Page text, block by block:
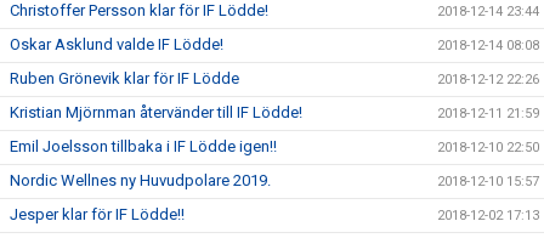
Christoffer Persson klar för IF Lödde! 2018-12-14 23:44
Oskar Asklund valde IF Lödde! 2018-12-14 08:08
Ruben Grönevik klar för IF Lödde 2018-12-12 22:26
Kristian Mjörnman återvänder till IF Lödde! 2018-12-11 21:59
Emil Joelsson tillbaka i IF Lödde igen!! 2018-12-10 22:50
Nordic Wellnes ny Huvudpolare 2019. 2018-12-10 15:57
Jesper klar för IF Lödde!! 2018-12-02 17:13